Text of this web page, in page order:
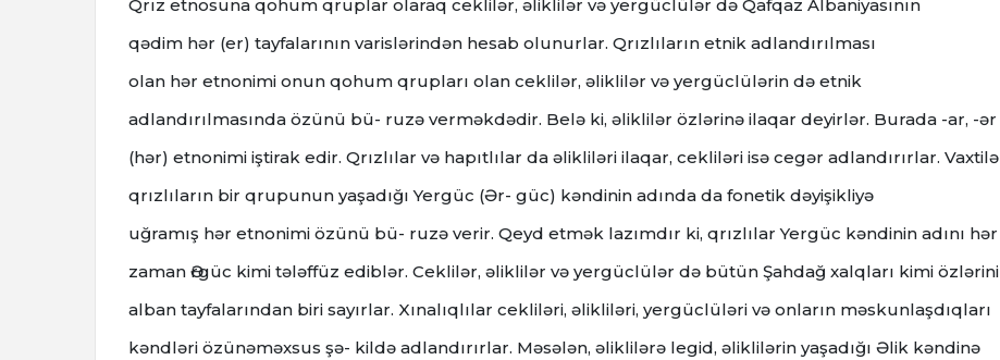
Qrız etnosuna qohum qruplar olaraq ceklilər, əliklilər və yergüclülər də Qafqaz Albaniyasının
qədim hər (er) tayfalarının varislərindən hesab olunurlar. Qrızlıların etnik adlandırılması
olan hər etnonimi onun qohum qrupları olan ceklilər, əliklilər və yergüclülərin də etnik
adlandırılmasında özünü bü- ruzə verməkdədir. Belə ki, əliklilər özlərinə ilaqar deyirlər. Burada -ar, -ər
(hər) etnonimi iştirak edir. Qrızlılar və hapıtlılar da əlikliləri ilaqar, cekliləri isə cegər adlandırırlar. Vaxtilə
qrızlıların bir qrupunun yaşadığı Yergüc (Ər- güc) kəndinin adında da fonetik dəyişikliyə
uğramış hər etnonimi özünü bü- ruzə verir. Qeyd etmək lazımdır ki, qrızlılar Yergüc kəndinin adını hər
zaman Әrgüc kimi tələffüz ediblər. Ceklilər, əliklilər və yergüclülər də bütün Şahdağ xalqları kimi özlərini
alban tayfalarından biri sayırlar. Xınalıqlılar cekliləri, əlikliləri, yergüclüləri və onların məskunlaşdıqları
kəndləri özünəməxsus şə- kildə adlandırırlar. Məsələn, əliklilərə legid, əliklilərin yaşadığı Əlik kəndinə